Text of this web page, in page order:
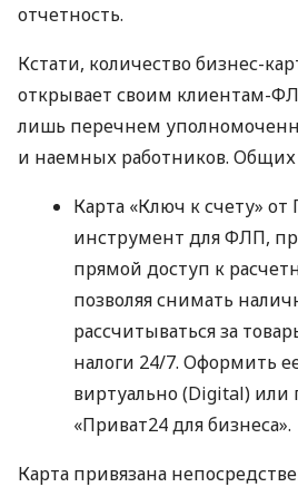
отчетность.
Кстати, количество бизнес-
открывает своим клиентам-
лишь перечнем
и наемных работников.
Карта «Ключ к счету»
инструмент для ФЛП,
прямой доступ к
позволяя снимать
рассчитываться за
налоги 24/7. Оформить
виртуально (Digital) или
«Приват24 для бизнеса».
Карта привязана